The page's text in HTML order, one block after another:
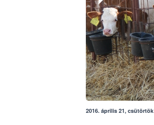
2016. április 21, csütörtök